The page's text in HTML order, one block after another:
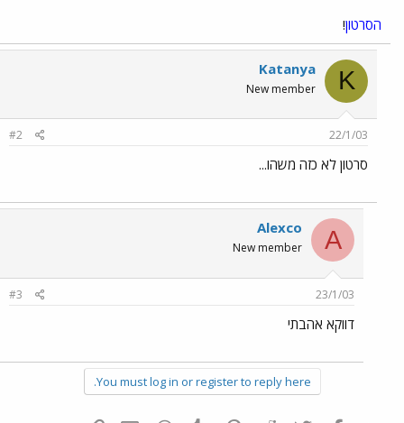
הסרטון!
K
Katanya
New member
22/1/03
#2
סרטון לא כזה משהו...
A
Alexco
New member
23/1/03
#3
דווקא אהבתי
You must log in or register to reply here.